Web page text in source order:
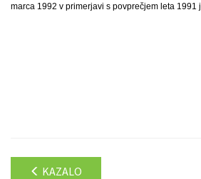
marca 1992 v primerjavi s povprečjem leta 1991
KAZALO